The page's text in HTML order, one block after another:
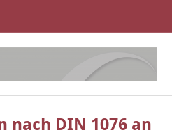
eberhardt
nach DIN 1076 an